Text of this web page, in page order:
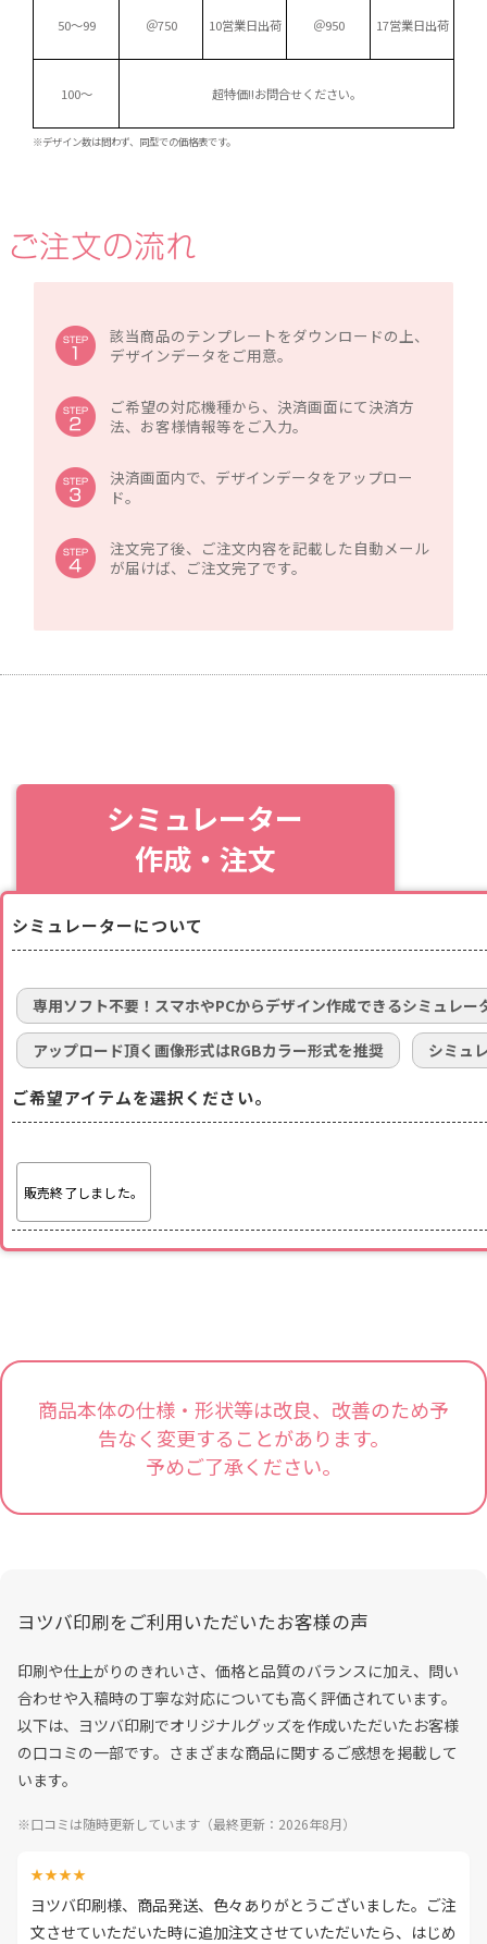
50～99 ＠750 10営業日出荷 ＠950 17営業日出荷
100～ 超特価!!お問合せください。
※デザイン数は問わず、同型での価格表です。
該当商品のテンプレートをダウンロードの上、
デザインデータをご用意。
ご希望の対応機種から、決済画面にて決済方
法、お客様情報等をご入力。
決済画面内で、デザインデータをアップロー
ド。
注文完了後、ご注文内容を記載した自動メール
が届けば、ご注文完了です。
シミュレーター
作成・注文
シミュレーターについて
専用ソフト不要！スマホやPCからデザイン作成できるシミュレー
アップロード頂く画像形式はRGBカラー形式を推奨 シミュ
ご希望アイテムを選択ください。
販売終了しました。
商品本体の仕様・形状等は改良、改善のため予
告なく変更することがあります。
予めご了承ください。
ヨツバ印刷をご利用いただいたお客様の声
印刷や仕上がりのきれいさ、価格と品質のバランスに加え、問い
合わせや入稿時の丁寧な対応についても高く評価されています。
以下は、ヨツバ印刷でオリジナルグッズを作成いただいたお客様
の口コミの一部です。さまざまな商品に関するご感想を掲載して
います。
※口コミは随時更新しています（最終更新：2026年8月）
★★★★
ヨツバ印刷様、商品発送、色々ありがとうございました。ご注
文させていただいた時に追加注文させていただいたら、はじめ